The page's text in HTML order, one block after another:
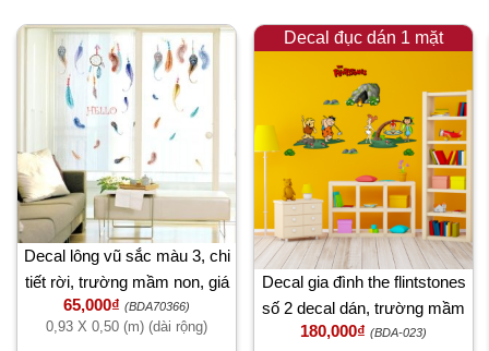
Decal lông vũ sắc màu 3, chi
tiết rời, trường mầm non, giá
rẻ TPHCM
65,000₫ (BDA70366)
0,93 X 0,50 (m) (dài rộng)
Decal đục dán 1 mặt
Decal gia đình the flintstones
số 2 decal dán, trường mầm
non, dán theo sở thích, mới
180,000₫ (BDA-023)